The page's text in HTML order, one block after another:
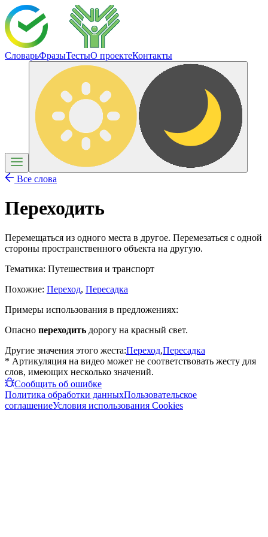
СловарьФразыТестыО проектеКонтакты
Все слова
Переходить
Перемещаться из одного места в другое. Перемезаться с одной
стороны пространственного объекта на другую.
Тематика: Путешествия и транспорт
Похожие: Переход, Пересадка
Примеры использования в предложениях:
Опасно переходить дорогу на красный свет.
Другие значения этого жеста:Переход,Пересадка
* Артикуляция на видео может не соответствовать жесту для
слов, имеющих несколько значений.
Сообщить об ошибке
Политика обработки данныхПользовательское
соглашениеУсловия использования Cookies